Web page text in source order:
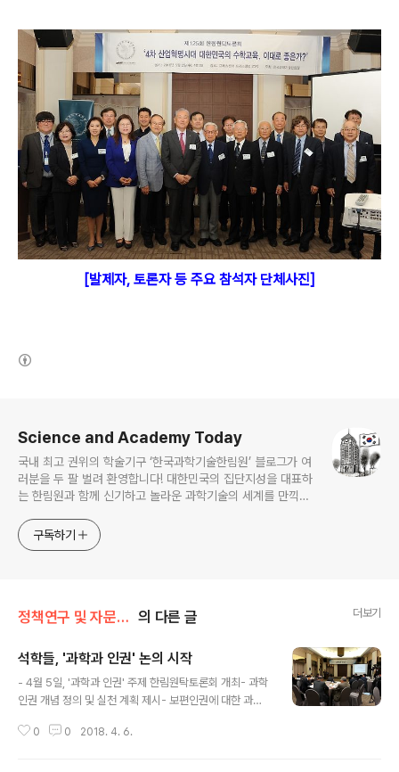
[발제자, 토론자 등 주요 참석자 단체사진]
Science and Academy Today
국내 최고 권위의 학술기구 ‘한국과학기술한림원’ 블로그가 여
러분을 두 팔 벌려 환영합니다! 대한민국의 집단지성을 대표하
는 한림원과 함께 신기하고 놀라운 과학기술의 세계를 만끽하
구독하기
정책연구 및 자문/한림원탁토론회 의 다른 글 더보기
석학들, '과학과 인권' 논의 시작
- 4월 5일, '과학과 인권' 주제 한림원탁토론회 개최- 과학
인권 개념 정의 및 실천 계획 제시- 보편인권에 대한 과학
지고 있는 가운데, 한국과학기술한림원(원장 이명철)이 국
0 0 2018. 4. 6.